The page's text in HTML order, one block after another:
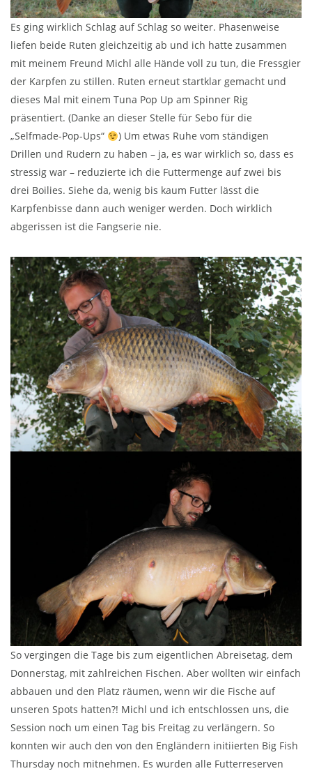
Es ging wirklich Schlag auf Schlag so weiter. Phasenweise
liefen beide Ruten gleichzeitig ab und ich hatte zusammen
mit meinem Freund Michl alle Hände voll zu tun, die Fressgier
der Karpfen zu stillen. Ruten erneut startklar gemacht und
dieses Mal mit einem Tuna Pop Up am Spinner Rig
präsentiert. (Danke an dieser Stelle für Sebo für die
„Selfmade-Pop-Ups“
) Um etwas Ruhe vom ständigen
Drillen und Rudern zu haben – ja, es war wirklich so, dass es
stressig war – reduzierte ich die Futtermenge auf zwei bis
drei Boilies. Siehe da, wenig bis kaum Futter lässt die
Karpfenbisse dann auch weniger werden. Doch wirklich
abgerissen ist die Fangserie nie.
So vergingen die Tage bis zum eigentlichen Abreisetag, dem
Donnerstag, mit zahlreichen Fischen. Aber wollten wir einfach
abbauen und den Platz räumen, wenn wir die Fische auf
unseren Spots hatten?! Michl und ich entschlossen uns, die
Session noch um einen Tag bis Freitag zu verlängern. So
konnten wir auch den von den Engländern initiierten Big Fish
Thursday noch mitnehmen. Es wurden alle Futterreserven